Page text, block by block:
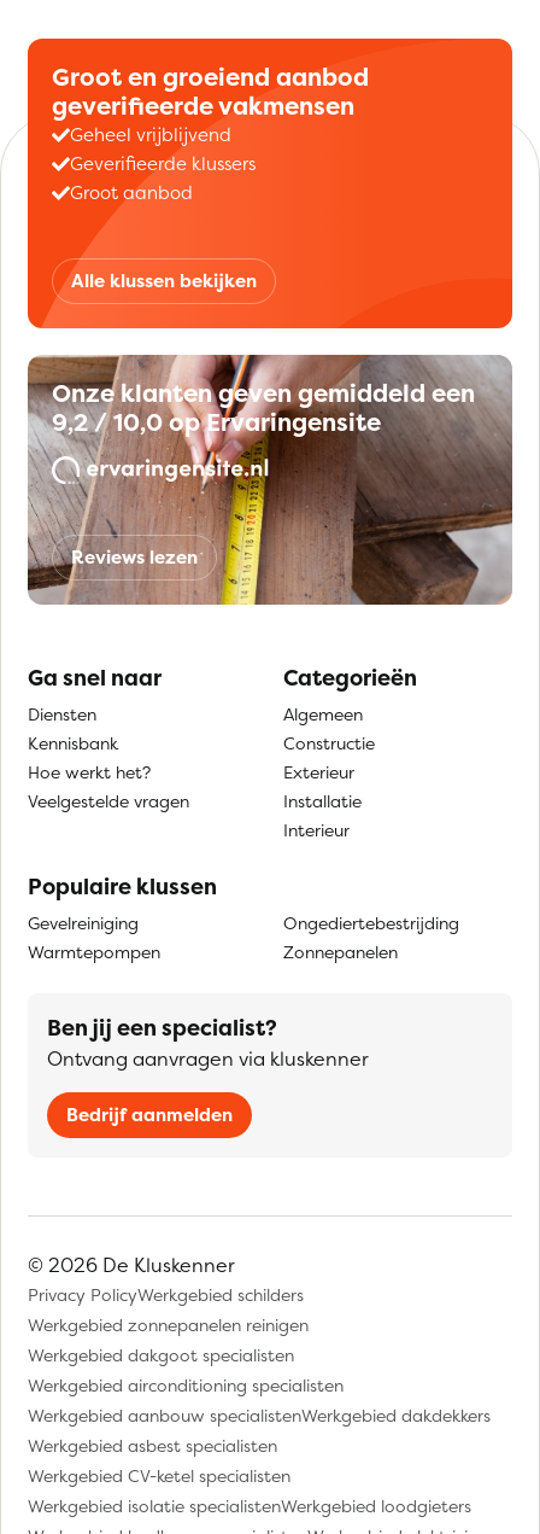
Groot en groeiend aanbod
geverifieerde vakmensen
Geheel vrijblijvend
Geverifieerde klussers
Groot aanbod
Alle klussen bekijken
Onze klanten geven gemiddeld een
9,2 / 10,0 op Ervaringensite
Reviews lezen
Ga snel naar
Diensten
Kennisbank
Hoe werkt het?
Veelgestelde vragen
Categorieën
Algemeen
Constructie
Exterieur
Installatie
Interieur
Populaire klussen
Gevelreiniging
Warmtepompen
Ongediertebestrijding
Zonnepanelen
Ben jij een specialist?
Ontvang aanvragen via kluskenner
Bedrijf aanmelden
© 2026 De Kluskenner
Privacy PolicyWerkgebied schilders
Werkgebied zonnepanelen reinigen
Werkgebied dakgoot specialisten
Werkgebied airconditioning specialisten
Werkgebied aanbouw specialistenWerkgebied dakdekkers
Werkgebied asbest specialisten
Werkgebied CV-ketel specialisten
Werkgebied isolatie specialistenWerkgebied loodgieters